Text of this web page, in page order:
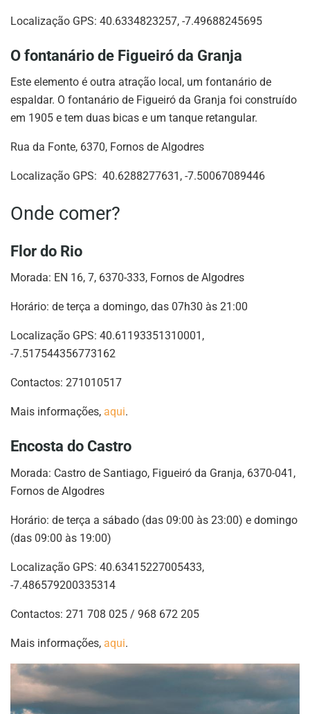
Localização GPS: 40.6334823257, -7.49688245695
O fontanário de Figueiró da Granja
Este elemento é outra atração local, um fontanário de
espaldar. O fontanário de Figueiró da Granja foi construído
em 1905 e tem duas bicas e um tanque retangular.
Rua da Fonte, 6370, Fornos de Algodres
Localização GPS: 40.6288277631, -7.50067089446
Onde comer?
Flor do Rio
Morada: EN 16, 7, 6370-333, Fornos de Algodres
Horário: de terça a domingo, das 07h30 às 21:00
Localização GPS: 40.61193351310001,
-7.517544356773162
Contactos: 271010517
Mais informações, aqui.
Encosta do Castro
Morada: Castro de Santiago, Figueiró da Granja, 6370-041,
Fornos de Algodres
Horário: de terça a sábado (das 09:00 às 23:00) e domingo
(das 09:00 às 19:00)
Localização GPS: 40.63415227005433,
-7.486579200335314
Contactos: 271 708 025 / 968 672 205
Mais informações, aqui.